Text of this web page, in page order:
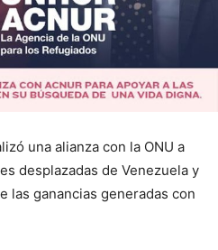
una alianza con la ONU a
desplazadas de Venezuela y
las ganancias generadas con